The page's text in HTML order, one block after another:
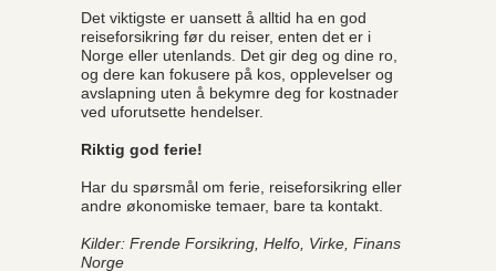
Det viktigste er uansett å alltid ha en god
reiseforsikring før du reiser, enten det er i
Norge eller utenlands. Det gir deg og dine ro,
og dere kan fokusere på kos, opplevelser og
avslapning uten å bekymre deg for kostnader
ved uforutsette hendelser.
Riktig god ferie!
Har du spørsmål om ferie, reiseforsikring eller
andre økonomiske temaer, bare ta kontakt.
Kilder: Frende Forsikring, Helfo, Virke, Finans
Norge